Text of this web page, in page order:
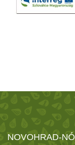
NOVOHRAD-